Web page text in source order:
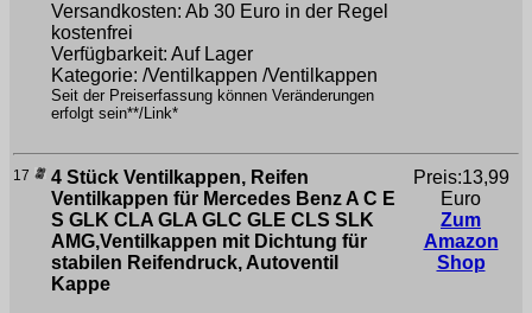
Versandkosten: Ab 30 Euro in der Regel
kostenfrei
Verfügbarkeit: Auf Lager
Kategorie: /Ventilkappen /Ventilkappen
Seit der Preiserfassung können Veränderungen
erfolgt sein**/Link*
17
4 Stück Ventilkappen, Reifen
Ventilkappen für Mercedes Benz A C E
S GLK CLA GLA GLC GLE CLS SLK
AMG,Ventilkappen mit Dichtung für
stabilen Reifendruck, Autoventil
Kappe
Preis:13,99
Euro
Zum
Amazon
Shop